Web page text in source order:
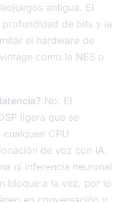
antigua. El
de bits y la
el hardware de
como la NES o
No. El
ligera que se
CPU
de voz con IA,
ni inferencia neuronal
bloque a la vez, por lo
en conversación y